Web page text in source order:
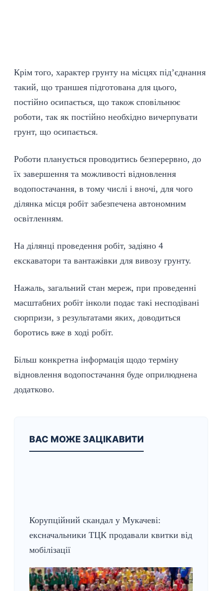
Крім того, характер грунту на місцях під’єднання
такий, що траншея підготована для цього,
постійно осипається, що також сповільнює
роботи, так як постійно необхідно вичерпувати
грунт, що осипається.
Роботи планується проводитись безперервно, до
їх завершення та можливості відновлення
водопостачання, в тому числі і вночі, для чого
ділянка місця робіт забезпечена автономним
освітленням.
На ділянці проведення робіт, задіяно 4
екскаватори та вантажівки для вивозу грунту.
Нажаль, загальний стан мереж, при проведенні
масштабних робіт інколи подає такі несподівані
сюрпризи, з результатами яких, доводиться
боротись вже в ході робіт.
Більш конкретна інформація щодо терміну
відновлення водопостачання буде оприлюднена
додатково.
ВАС МОЖЕ ЗАЦІКАВИТИ
Корупційний скандал у Мукачеві:
ексначальники ТЦК продавали квитки від
мобілізації